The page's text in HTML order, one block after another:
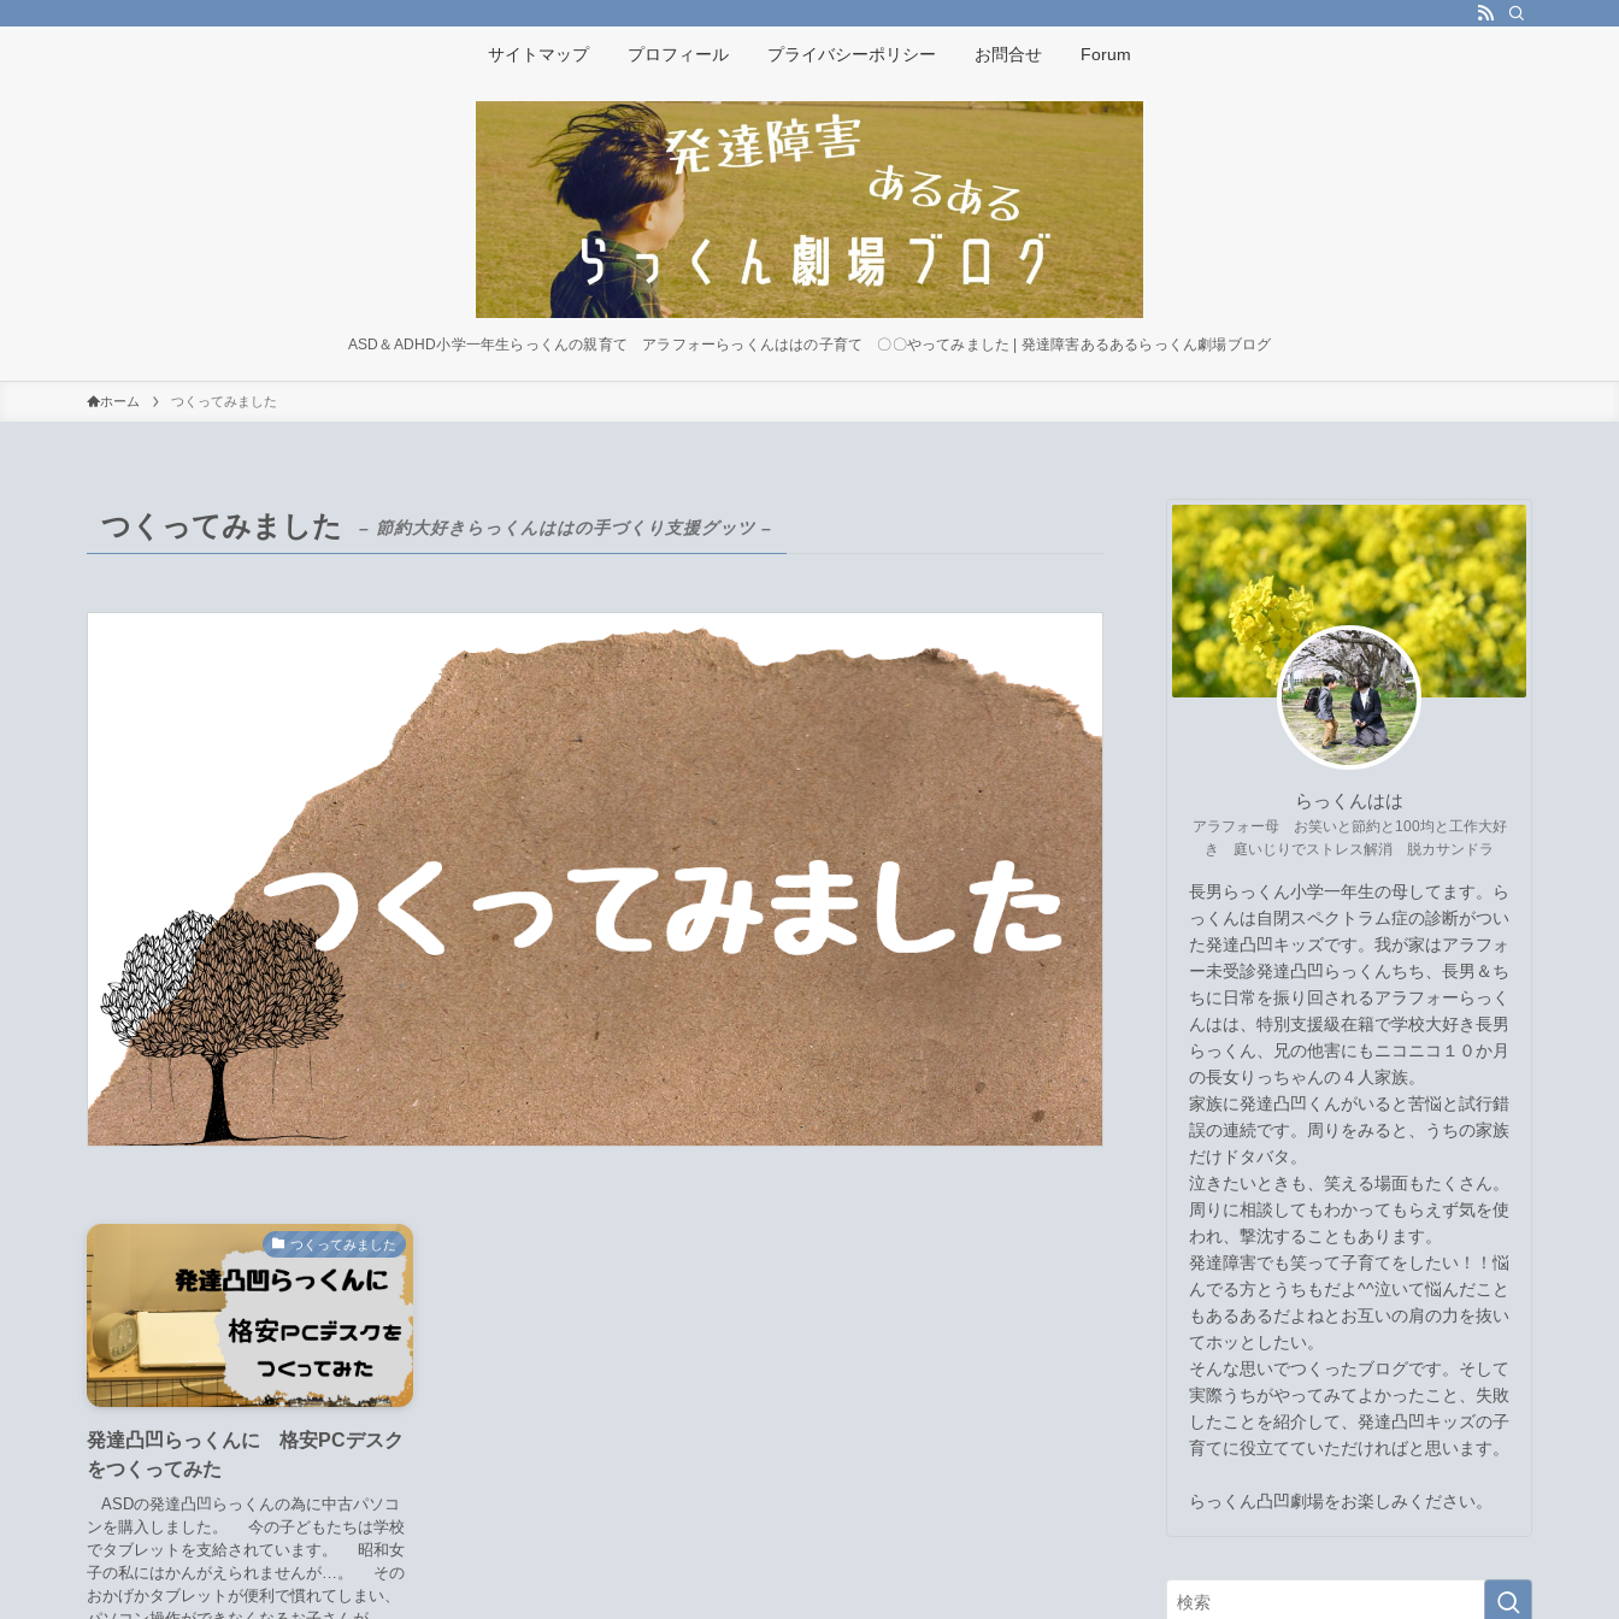
ASD＆ADHD小学一年生らっくんの親育て アラフォーらっくんははの子育て 〇〇やってみました | 発達障害あるあるらっくん劇場ブログ
サイトマップ プロフィール プライバシーポリシー お問合せ Forum
ホーム つくってみました
つくってみました – 節約大好きらっくんははの手づくり支援グッツ –
つくってみました
発達凸凹らっくんに 格安PCデスク
をつくってみた
ASDの発達凸凹らっくんの為に中古パソコ
ンを購入しました。 今の子どもたちは学校
でタブレットを支給されています。 昭和女
子の私にはかんがえられませんが…。 その
おかげかタブレットが便利で慣れてしまい、
らっくんはは
アラフォー母 お笑いと節約と100均と工作大好
き 庭いじりでストレス解消 脱カサンドラ
長男らっくん小学一年生の母してます。ら
っくんは自閉スペクトラム症の診断がつい
た発達凸凹キッズです。我が家はアラフォ
ー未受診発達凸凹らっくんちち、長男＆ち
ちに日常を振り回されるアラフォーらっく
んはは、特別支援級在籍で学校大好き長男
らっくん、兄の他害にもニコニコ１０か月
の長女りっちゃんの４人家族。
家族に発達凸凹くんがいると苦悩と試行錯
誤の連続です。周りをみると、うちの家族
だけドタバタ。
泣きたいときも、笑える場面もたくさん。
周りに相談してもわかってもらえず気を使
われ、撃沈することもあります。
発達障害でも笑って子育てをしたい！！悩
んでる方とうちもだよ^^泣いて悩んだこと
もあるあるだよねとお互いの肩の力を抜い
てホッとしたい。
そんな思いでつくったブログです。そして
実際うちがやってみてよかったこと、失敗
したことを紹介して、発達凸凹キッズの子
育てに役立てていただければと思います。
らっくん凸凹劇場をお楽しみください。